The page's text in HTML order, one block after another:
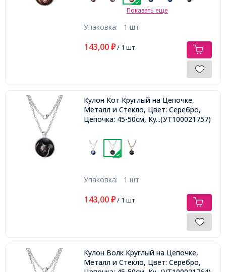
Показать еще
Упаковка: 1 шт
143,00 ₽/ 1 шт
Кулон Кот Круглый на Цепочке,
Металл и Стекло, Цвет: Серебро,
Цепочка: 45-50см, Кулон: 27мм,
...(УТ100021757)
Упаковка: 1 шт
143,00 ₽/ 1 шт
Кулон Волк Круглый на Цепочке,
Металл и Стекло, Цвет: Серебро,